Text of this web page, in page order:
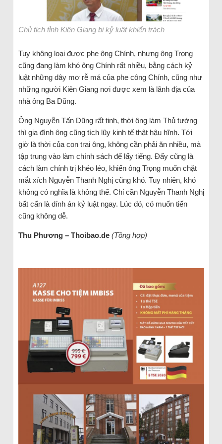
Chủ tịch tỉnh Kiên Giang bị kỷ luật khiển trách
Tuy không loại được phe ông Chính, nhưng ông Trọng
cũng đang làm khó ông Chính rất nhiều, bằng cách kỷ
luật những dây mơ rễ má của phe công Chính, cũng như
những người Kiên Giang nơi được xem là lãnh địa của
nhà ông Ba Dũng.
Ông Nguyễn Tấn Dũng rất tinh, thời ông làm Thủ tướng
thì gia đình ông cũng tích lũy kinh tế thật hậu hĩnh. Tới
giờ là thời của con trai ông, không cần phải ăn nhiều, mà
tập trung vào làm chính sách để lấy tiếng. Đấy cũng là
cách làm chính trị khéo léo, khiến ông Trọng muốn chặt
mắt xích Nguyễn Thanh Nghị cũng khó. Tuy nhiên, khó
không có nghĩa là không thể. Chỉ cần Nguyễn Thanh Nghị
bất cẩn là dính án kỷ luật ngay. Lúc đó, có muốn tiến
cũng không dễ.
Thu Phương – Thoibao.de (Tồng hợp)